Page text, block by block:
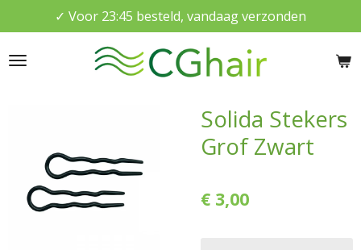
direct
naar
✓ Voor 23:45 besteld, vandaag verzonden
Solida Stekers
Grof Zwart
€ 3,00